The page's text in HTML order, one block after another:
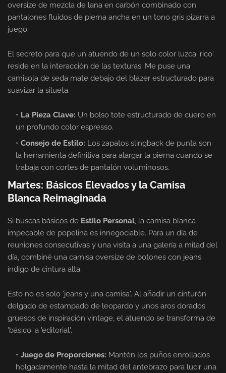
oversize de mezcla de lana en carbón combinado con
pantalones fluidos de pierna ancha en un tono gris pizarra a
juego.
El secreto para que un atuendo de un solo color luzca 'rico'
reside en la interacción de las texturas. Me puse una
camisola de seda mate debajo del blazer estructurado para
suavizar la silueta.
La Pieza Clave: Un bolso tote estructurado de cuero en
un profundo color espresso.
Consejo de Estilo: Los zapatos slingback de punta son
la herramienta definitiva para alargar la pierna cuando se
trabaja con cortes de pantalón voluminosos.
Martes: Básicos Elevados y la Camisa
Blanca Reimaginada
Si buscas básicos de Estilo Personal, la camisa blanca
impecable de popelina es innegociable. Para un día de
reuniones consecutivas y una visita a una galería a mitad del
día, combiné una camisa oversize de botones con jeans
índigo de cintura alta.
Esto no es solo 'jeans y una camisa'. Al añadir un cinturón
delgado de estampado de leopardo y unos aros dorados
gruesos de inspiración vintage, el atuendo se transforma de
'básico' a 'editorial'.
Juego de Proporciones: Mantén los puños enrollados
holgadamente hasta la mitad del antebrazo para lucir una